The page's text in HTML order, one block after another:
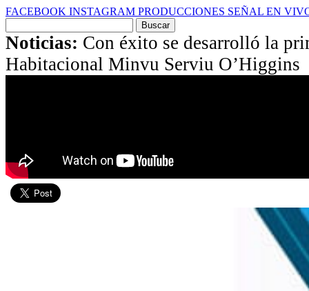
FACEBOOK INSTAGRAM PRODUCCIONES SEÑAL EN
por:
Noticias: Con éxito se desarrolló la
Habitacional Minvu Serviu O’Higgins